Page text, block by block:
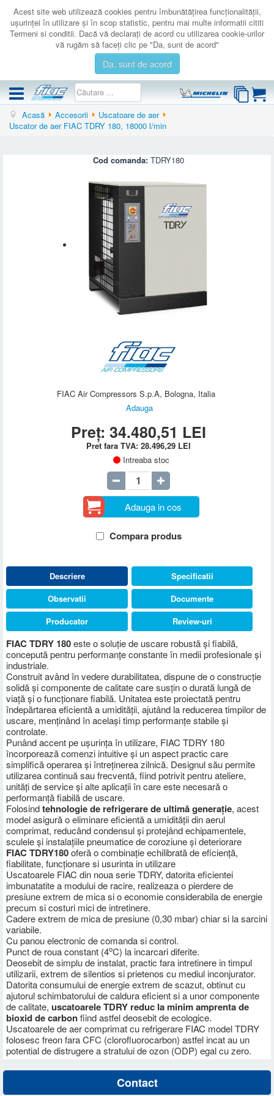
Acest site web utilizează cookies pentru îmbunătăţirea funcţionalităţii,
uşurinţei în utilizare şi în scop statistic, pentru mai multe informatii cititi
Termeni si conditii. Dacă vă declaraţi de acord cu utilizarea cookie-urilor
vă rugăm să faceţi clic pe "Da, sunt de acord"
Da, sunt de acord
COMPRESOARE
Acasă Accesorii
Uscatoare de aer
Uscator de aer FIAC TDRY 180, 18000 l/min
Cod comanda: TDRY180
FIAC Air Compressors S.p.A, Bologna, Italia
Adauga
Preț:34.480,51 LEI
Pret fara TVA:28.496,29 LEI
Intreaba stoc
Adauga in cos
Compara produs
Descriere
FIAC TDRY 180este o soluție de uscare robustă și fiabilă,
concepută pentru performanțe constante în medii profesionale și
industriale.
Construit având în vedere durabilitatea, dispune de o construcție
solidă și componente de calitate care susțin o durată lungă de
viață și o funcționare fiabilă. Unitatea este proiectată pentru
îndepărtarea eficientă a umidității, ajutând la reducerea timpilor de
uscare, menținând în același timp performanțe stabile și
controlate.
Punând accent pe ușurința în utilizare, FIAC TDRY 180
încorporează comenzi intuitive și un aspect practic care
simplifică operarea și întreținerea zilnică. Designul său permite
utilizarea continuă sau frecventă, fiind potrivit pentru ateliere,
unități de service și alte aplicații în care este necesară o
performanță fiabilă de uscare.
Folosindtehnologie de refrigerare de ultimă generație, acest
model asigură o eliminare eficientă a umidității din aerul
comprimat, reducând condensul și protejând echipamentele,
sculele și instalațiile pneumatice de coroziune și deteriorare
FIAC TDRY180oferă o combinație echilibrată de eficiență,
fiabilitate, funcționare si usurinta in utilizare
Uscatoarele FIAC din noua serie TDRY, datorita eficientei
imbunatatite a modului de racire, realizeaza o pierdere de
presiune extrem de mica si o economie considerabila de energie
precum si costuri mici de intretinere.
Cadere extrem de mica de presiune (0,30 mbar) chiar si la sarcini
variabile.
Cu panou electronic de comanda si control.
Punct de roua constant (4oC) la incarcari diferite.
Deosebit de simplu de instalat, practic fara intretinere in timpul
utilizarii, extrem de silentios si prietenos cu mediul inconjurator.
Datorita consumului de energie extrem de scazut, obtinut cu
ajutorul schimbatorului de caldura eficient si a unor componente
de calitate, uscatoarele TDRY reduc la minim amprenta de
bioxid de carbonfiind astfel deosebit de ecologice.
Uscatoarele de aer comprimat cu refrigerare FIAC model TDRY
folosesc freon fara CFC (clorofluorocarbon) astfel incat au un
potential de distrugere a stratului de ozon (ODP) egal cu zero.
Specificatii
Observatii
Documente
Producator
Review-uri
Contact